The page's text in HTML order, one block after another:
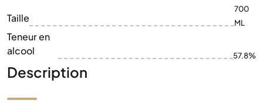
Taille
700
ML
Teneur en
alcool
57.8%
Description